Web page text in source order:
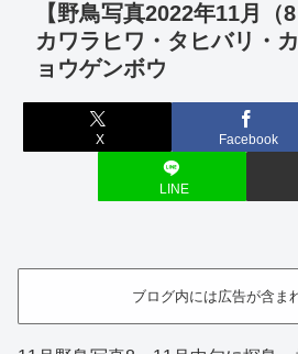
【野鳥写真2022年11月（
カワラヒワ・タヒバリ・
ョウゲンボウ
X Facebook
LINE
ブログ内には広告が含ま